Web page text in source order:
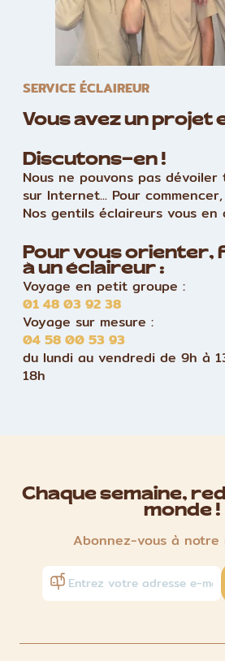
SERVICE ÉCLAIREUR
Vous avez un projet
Discutons-en !
Nous ne pouvons pas
sur Internet... Pour
Nos gentils éclaireurs vous en
Pour vous orienter,
à un éclaireur :
Voyage en petit groupe :
01 48 03 92 38
Voyage sur mesure :
04 58 00 53 93
du lundi au vendredi de 9h à
18h
Chaque semaine,
monde !
Abonnez-vous à notre